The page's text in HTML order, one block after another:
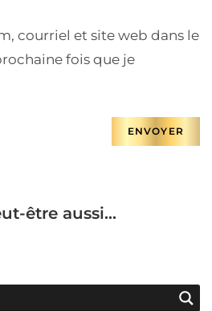
courriel et site web dans le
fois que je
être aussi…